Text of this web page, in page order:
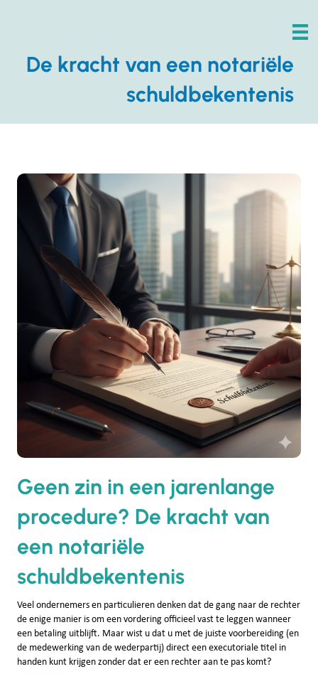
De kracht van een notariële
schuldbekentenis
Geen zin in een jarenlange
procedure? De kracht van
een notariële
schuldbekentenis
Veel ondernemers en particulieren denken dat de gang naar de rechter
de enige manier is om een vordering officieel vast te leggen wanneer
een betaling uitblijft. Maar wist u dat u met de juiste voorbereiding (en
de medewerking van de wederpartij) direct een executoriale titel in
handen kunt krijgen zonder dat er een rechter aan te pas komt?